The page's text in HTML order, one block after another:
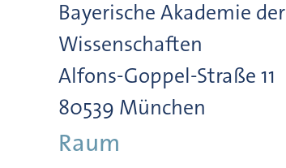
Bayerische Akademie der
Wissenschaften
Alfons-Goppel-Straße 11
80539 München
Raum